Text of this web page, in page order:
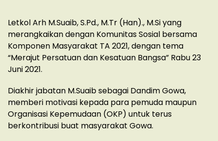
Letkol Arh M.Suaib, S.Pd., M.Tr (Han)., M.Si yang
merangkaikan dengan Komunitas Sosial bersama
Komponen Masyarakat TA 2021, dengan tema
“Merajut Persatuan dan Kesatuan Bangsa” Rabu 23
Juni 2021.
Diakhir jabatan M.Suaib sebagai Dandim Gowa,
memberi motivasi kepada para pemuda maupun
Organisasi Kepemudaan (OKP) untuk terus
berkontribusi buat masyarakat Gowa.